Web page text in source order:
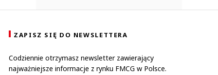
ZAPISZ SIĘ DO NEWSLETTERA
Codziennie otrzymasz newsletter zawierający
najważniejsze informacje z rynku FMCG w Polsce.